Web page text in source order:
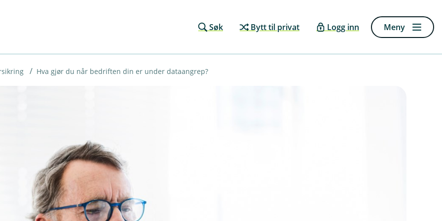
Søk Bytt til privat Logg inn Meny
Hva gjør du når bedriften din er under dataangrep?